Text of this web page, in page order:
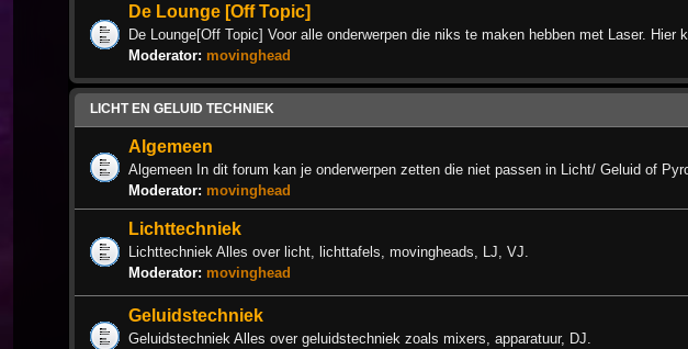
De Lounge [Off Topic]
De Lounge[Off Topic] Voor alle onderwerpen die niks te maken hebben met Laser. Hier
Moderator: movinghead
LICHT EN GELUID TECHNIEK
Algemeen
Algemeen In dit forum kan je onderwerpen zetten die niet passen in Licht/ Geluid of
Moderator: movinghead
Lichttechniek
Lichttechniek Alles over licht, lichttafels, movingheads, LJ, VJ.
Moderator: movinghead
Geluidstechniek
Geluidstechniek Alles over geluidstechniek zoals mixers, apparatuur, DJ.